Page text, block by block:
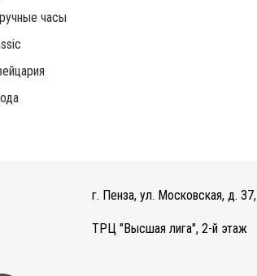
часы
г. Пенза, ул. Московская, д. 37,
ТРЦ "Высшая лига", 2-й этаж